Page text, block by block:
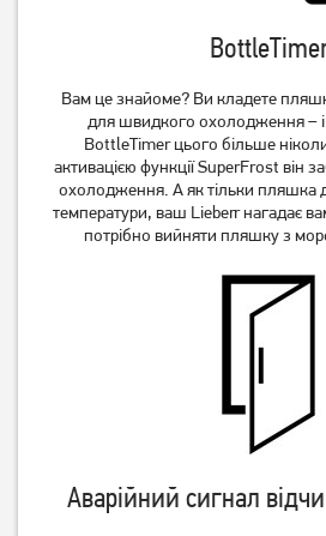
Вам це знайоме? Ви кладете
для швидкого охолодження – і
BottleTimer цього більше
активацією функції SuperFrost він
охолодження. А як тільки пляшка
температури, ваш Lieberr нагадає
потрібно вийняти пляшку з
Аварійний сигнал